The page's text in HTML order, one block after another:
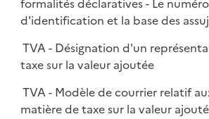
formalités déclaratives - Le
d'identification et la base des
TVA - Désignation d'un
taxe sur la valeur ajoutée
TVA - Modèle de courrier relatif
matière de taxe sur la valeur